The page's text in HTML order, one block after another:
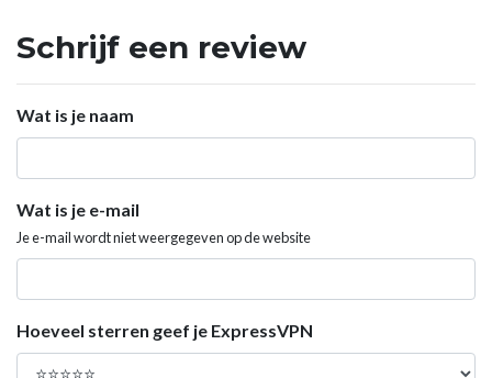
Schrijf een review
Wat is je naam
Wat is je e-mail
Je e-mail wordt niet weergegeven op de website
Hoeveel sterren geef je ExpressVPN